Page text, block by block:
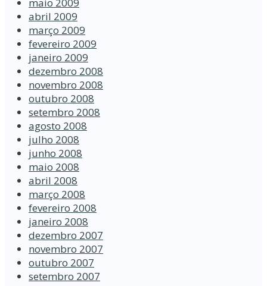
abril 2009
março 2009
fevereiro 2009
janeiro 2009
dezembro 2008
novembro 2008
outubro 2008
setembro 2008
agosto 2008
julho 2008
junho 2008
maio 2008
abril 2008
março 2008
fevereiro 2008
janeiro 2008
dezembro 2007
novembro 2007
outubro 2007
setembro 2007